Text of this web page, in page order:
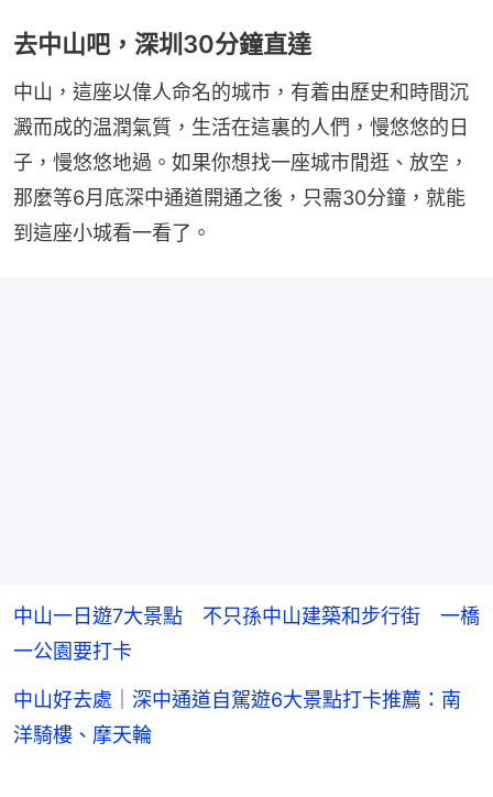
去中山吧，深圳30分鐘直達
中山，這座以偉人命名的城市，有着由歷史和時間沉
澱而成的温潤氣質，生活在這裏的人們，慢悠悠的日
子，慢悠悠地過。如果你想找一座城市閒逛、放空，
那麼等6月底深中通道開通之後，只需30分鐘，就能
到這座小城看一看了。
中山一日遊7大景點 不只孫中山建築和步行街 一橋
一公園要打卡
中山好去處｜深中通道自駕遊6大景點打卡推薦：南
洋騎樓、摩天輪